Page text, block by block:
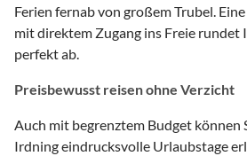
Ferien fernab von großem Trubel.
mit direktem Zugang ins Freie
perfekt ab.
Preisbewusst reisen ohne Verzicht
Auch mit begrenztem Budget können
Irdning eindrucksvolle Urlaubstage